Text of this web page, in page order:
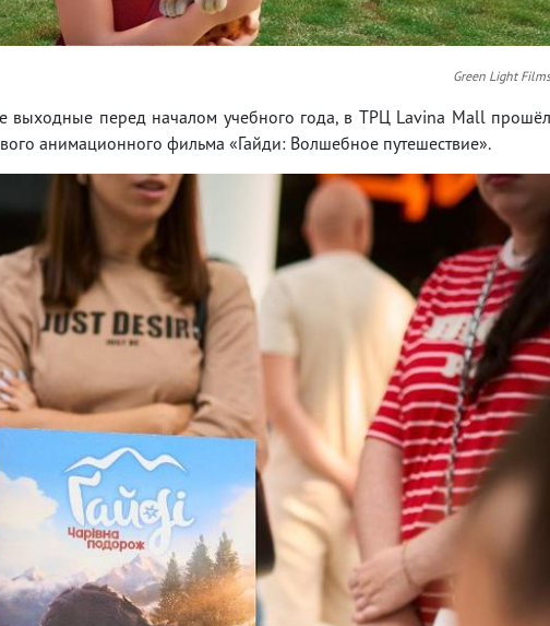
Green Light Films
выходные перед началом учебного года, в ТРЦ Lavina Mall прошёл
анимационного фильма «Гайди: Волшебное путешествие».